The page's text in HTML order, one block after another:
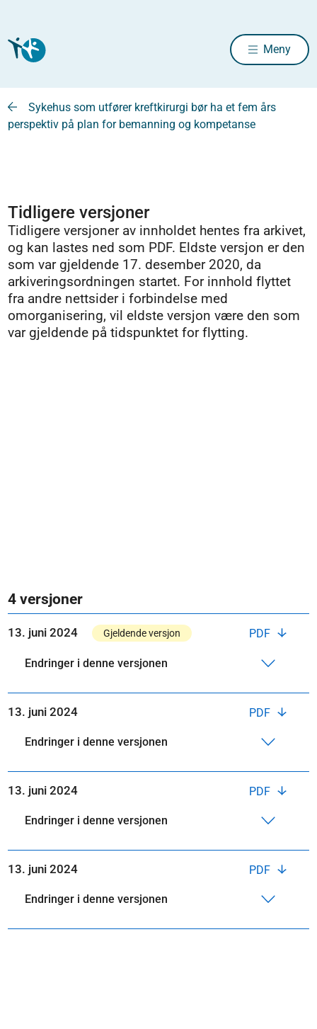
Meny
Sykehus som utfører kreftkirurgi bør ha et fem års
perspektiv på plan for bemanning og kompetanse
Tidligere versjoner
Tidligere versjoner av innholdet hentes fra arkivet,
og kan lastes ned som PDF. Eldste versjon er den
som var gjeldende 17. desember 2020, da
arkiveringsordningen startet. For innhold flyttet
fra andre nettsider i forbindelse med
omorganisering, vil eldste versjon være den som
var gjeldende på tidspunktet for flytting.
4 versjoner
PDF
13. juni 2024 Gjeldende versjon
Endringer i denne versjonen
PDF
13. juni 2024
Endringer i denne versjonen
PDF
13. juni 2024
Endringer i denne versjonen
PDF
13. juni 2024
Endringer i denne versjonen